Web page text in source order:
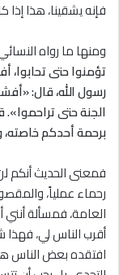
فإنه يشقينا، هذا
ومنها ما رواه
تؤمنوا حتى تحابوا،
رسول الله، قال:
الجنة حتى تراحموا».
برحمة أحدكم
فمعنى الحديث أنكم لن
رحماء عملياً،
العامة، فمسألة أنني
أقرب الناس لي،
افتقده بعض الناس